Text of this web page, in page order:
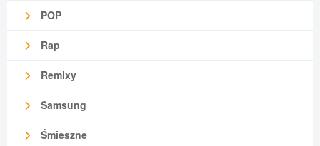
POP
Rap
Remixy
Samsung
Śmieszne